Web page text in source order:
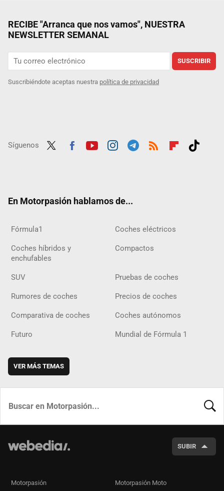
RECIBE "Arranca que nos vamos", NUESTRA
NEWSLETTER SEMANAL
SUSCRIBIR
Suscribiéndote aceptas nuestra política de privacidad
Síguenos
En Motorpasión hablamos de...
Fórmula1 Coches eléctricos
Coches híbridos y
enchufables
Compactos
SUV Pruebas de coches
Rumores de coches Precios de coches
Comparativa de coches Coches autónomos
Futuro Mundial de Fórmula 1
VER MÁS TEMAS
SUBIR
Motorpasión Motorpasión Moto